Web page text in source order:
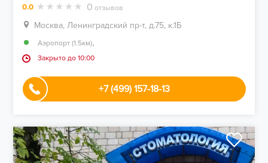
0.0 0 отзывов
Москва, Ленинградский пр-т, д.75, к.1Б
Аэропорт (1.5км),
Закрыто до 10:00
+7 (499) 157-18-13